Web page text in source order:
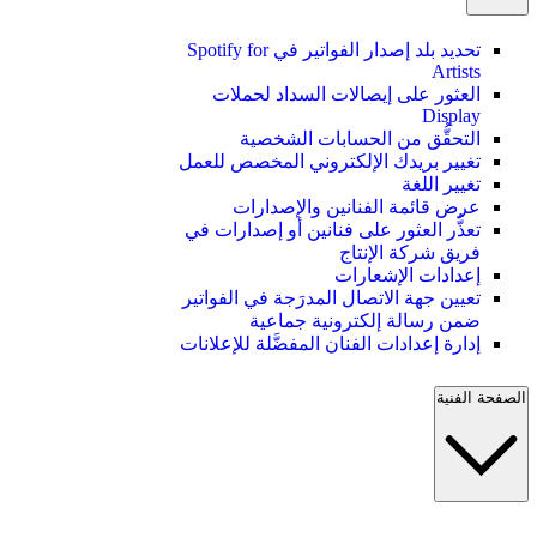
تحديد بلد إصدار الفواتير في Spotify for
Artists
العثور على إيصالات السداد لحملات
Display
التحقُّق من الحسابات الشخصية
تغيير بريدك الإلكتروني المخصص للعمل
تغيير اللغة
عرض قائمة الفنانين والإصدارات
تعذُّر العثور على فنانين أو إصدارات في
فريق شركة الإنتاج
إعدادات الإشعارات
تعيين جهة الاتصال المدرَجة في الفواتير
ضمن رسالة إلكترونية جماعية
إدارة إعدادات الفنان المفضَّلة للإعلانات
الصفحة الفنية